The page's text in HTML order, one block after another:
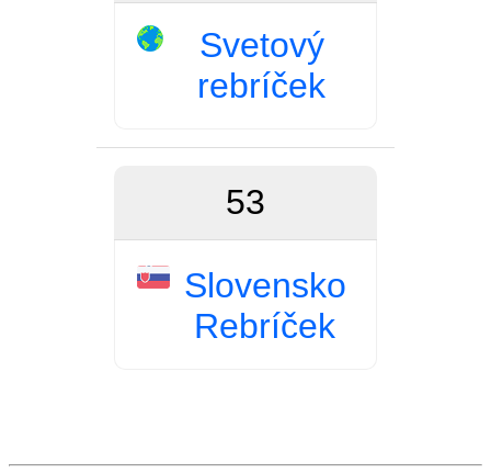
Svetový
rebríček
53
Slovensko
Rebríček